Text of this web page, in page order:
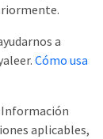
a
Cómo usa
aplicables,